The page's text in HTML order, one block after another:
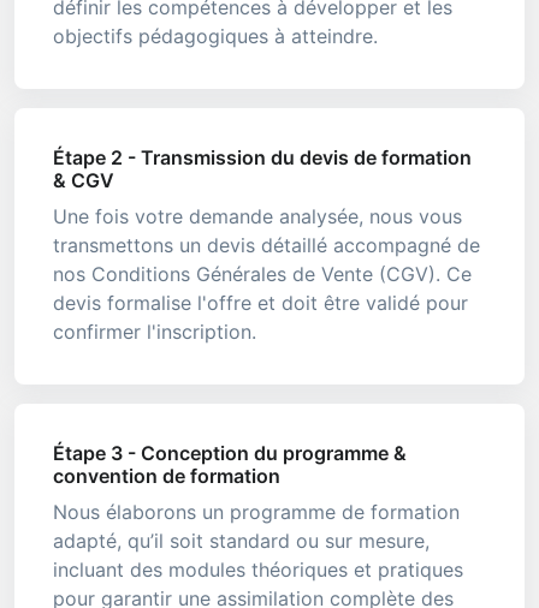
définir les compétences à développer et les
objectifs pédagogiques à atteindre.
Étape 2 - Transmission du devis de formation
& CGV
Une fois votre demande analysée, nous vous
transmettons un devis détaillé accompagné de
nos Conditions Générales de Vente (CGV). Ce
devis formalise l'offre et doit être validé pour
confirmer l'inscription.
Étape 3 - Conception du programme &
convention de formation
Nous élaborons un programme de formation
adapté, qu’il soit standard ou sur mesure,
incluant des modules théoriques et pratiques
pour garantir une assimilation complète des